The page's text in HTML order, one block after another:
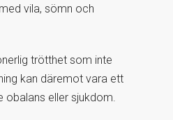
vila, sömn och
trötthet som inte
kan däremot vara ett
eller sjukdom.